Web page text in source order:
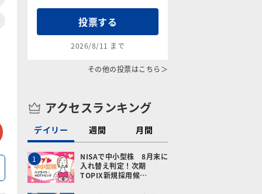
メールで送る
投票する
2026/8/11 まで
その他の投票はこちら＞
アクセスランキング
デイリー 週間 月間
1
NISAで中小型株 8月末に
入れ替え判定！次期
TOPIX新規採用候…